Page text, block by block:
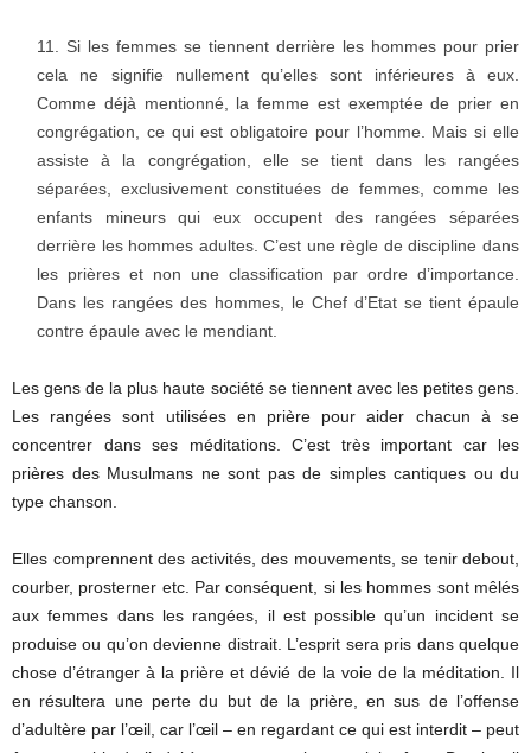
Si les femmes se tiennent derrière les hommes pour prier
cela ne signifie nullement qu’elles sont inférieures à eux.
Comme déjà mentionné, la femme est exemptée de prier en
congrégation, ce qui est obligatoire pour l’homme. Mais si elle
assiste à la congrégation, elle se tient dans les rangées
séparées, exclusivement constituées de femmes, comme les
enfants mineurs qui eux occupent des rangées séparées
derrière les hommes adultes. C’est une règle de discipline dans
les prières et non une classification par ordre d’importance.
Dans les rangées des hommes, le Chef d’Etat se tient épaule
contre épaule avec le mendiant.
Les gens de la plus haute société se tiennent avec les petites gens.
Les rangées sont utilisées en prière pour aider chacun à se
concentrer dans ses méditations. C’est très important car les
prières des Musulmans ne sont pas de simples cantiques ou du
type chanson.
Elles comprennent des activités, des mouvements, se tenir debout,
courber, prosterner etc. Par conséquent, si les hommes sont mêlés
aux femmes dans les rangées, il est possible qu’un incident se
produise ou qu’on devienne distrait. L’esprit sera pris dans quelque
chose d’étranger à la prière et dévié de la voie de la méditation. Il
en résultera une perte du but de la prière, en sus de l’offense
d’adultère par l’œil, car l’œil – en regardant ce qui est interdit – peut